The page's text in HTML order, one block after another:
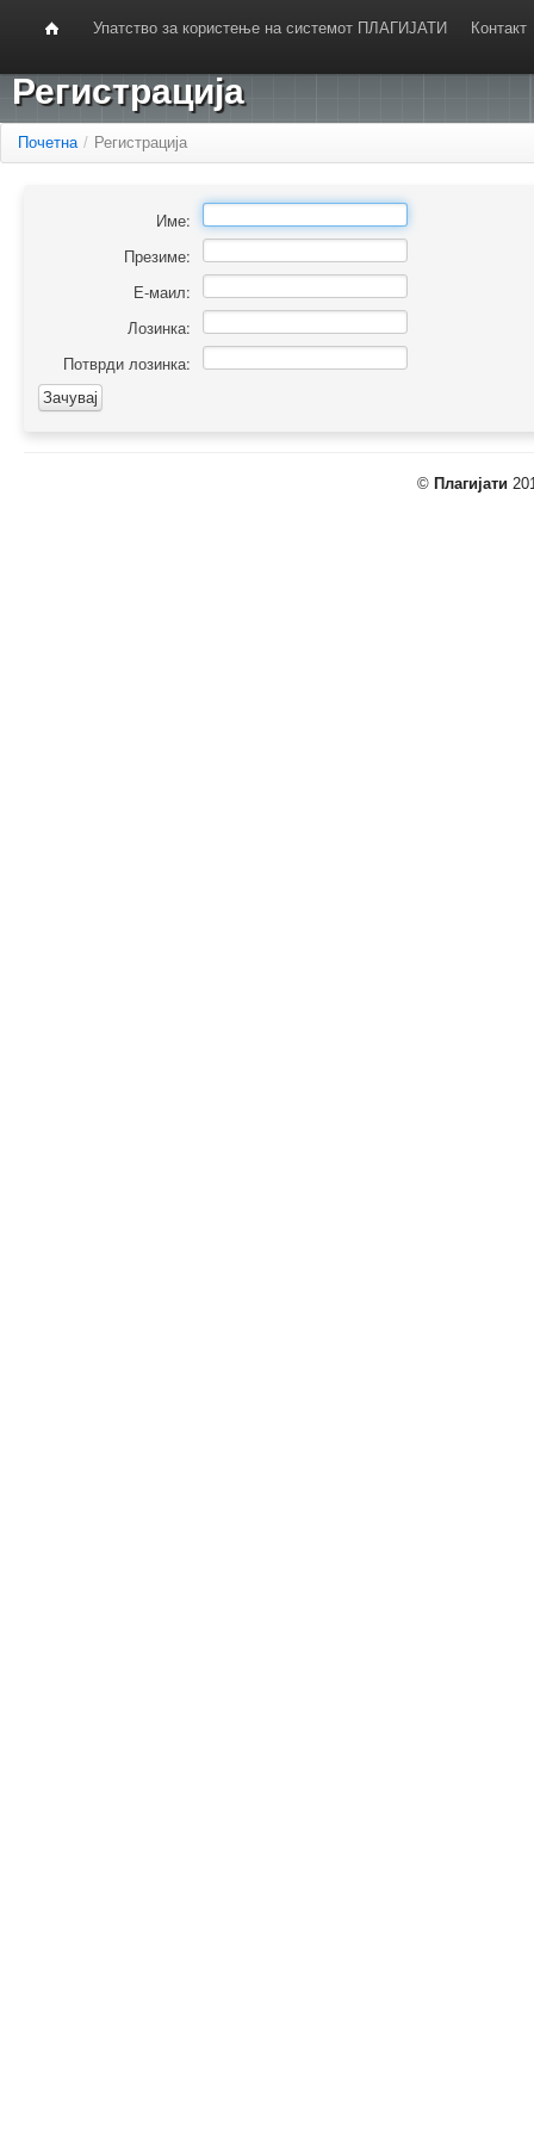
Упатство за користење на системот ПЛАГИЈАТИ Контакт
Регистрација
Почетна / Регистрација
Име:
Презиме:
Е-маил:
Лозинка:
Потврди лозинка:
© Плагијати